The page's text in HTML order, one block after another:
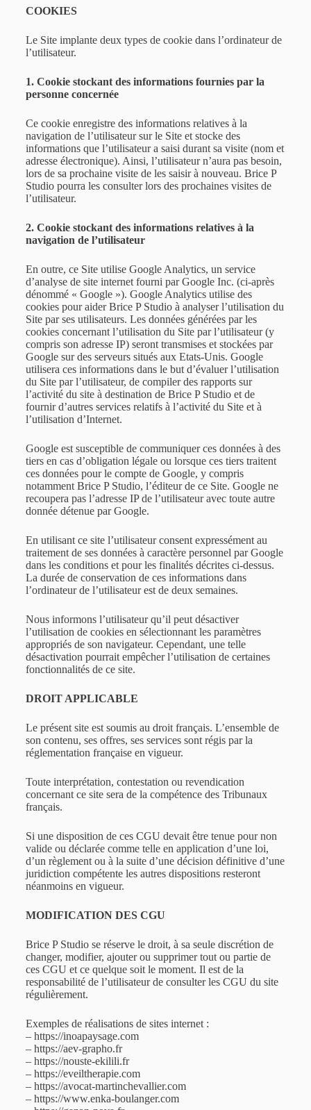
COOKIES
Le Site implante deux types de cookie dans l’ordinateur de
l’utilisateur.
1. Cookie stockant des informations fournies par la
personne concernée
Ce cookie enregistre des informations relatives à la
navigation de l’utilisateur sur le Site et stocke des
informations que l’utilisateur a saisi durant sa visite (nom et
adresse électronique). Ainsi, l’utilisateur n’aura pas besoin,
lors de sa prochaine visite de les saisir à nouveau. Brice P
Studio pourra les consulter lors des prochaines visites de
l’utilisateur.
2. Cookie stockant des informations relatives à la
navigation de l’utilisateur
En outre, ce Site utilise Google Analytics, un service
d’analyse de site internet fourni par Google Inc. (ci-après
dénommé « Google »). Google Analytics utilise des
cookies pour aider Brice P Studio à analyser l’utilisation du
Site par ses utilisateurs. Les données générées par les
cookies concernant l’utilisation du Site par l’utilisateur (y
compris son adresse IP) seront transmises et stockées par
Google sur des serveurs situés aux Etats-Unis. Google
utilisera ces informations dans le but d’évaluer l’utilisation
du Site par l’utilisateur, de compiler des rapports sur
l’activité du site à destination de Brice P Studio et de
fournir d’autres services relatifs à l’activité du Site et à
l’utilisation d’Internet.
Google est susceptible de communiquer ces données à des
tiers en cas d’obligation légale ou lorsque ces tiers traitent
ces données pour le compte de Google, y compris
notamment Brice P Studio, l’éditeur de ce Site. Google ne
recoupera pas l’adresse IP de l’utilisateur avec toute autre
donnée détenue par Google.
En utilisant ce site l’utilisateur consent expressément au
traitement de ses données à caractère personnel par Google
dans les conditions et pour les finalités décrites ci-dessus.
La durée de conservation de ces informations dans
l’ordinateur de l’utilisateur est de deux semaines.
Nous informons l’utilisateur qu’il peut désactiver
l’utilisation de cookies en sélectionnant les paramètres
appropriés de son navigateur. Cependant, une telle
désactivation pourrait empêcher l’utilisation de certaines
fonctionnalités de ce site.
DROIT APPLICABLE
Le présent site est soumis au droit français. L’ensemble de
son contenu, ses offres, ses services sont régis par la
réglementation française en vigueur.
Toute interprétation, contestation ou revendication
concernant ce site sera de la compétence des Tribunaux
français.
Si une disposition de ces CGU devait être tenue pour non
valide ou déclarée comme telle en application d’une loi,
d’un règlement ou à la suite d’une décision définitive d’une
juridiction compétente les autres dispositions resteront
néanmoins en vigueur.
MODIFICATION DES CGU
Brice P Studio se réserve le droit, à sa seule discrétion de
changer, modifier, ajouter ou supprimer tout ou partie de
ces CGU et ce quelque soit le moment. Il est de la
responsabilité de l’utilisateur de consulter les CGU du site
régulièrement.
Exemples de réalisations de sites internet :
– https://inoapaysage.com
– https://aev-grapho.fr
– https://nouste-ekilili.fr
– https://eveiltherapie.com
– https://avocat-martinchevallier.com
–https://www.enka-boulanger.com